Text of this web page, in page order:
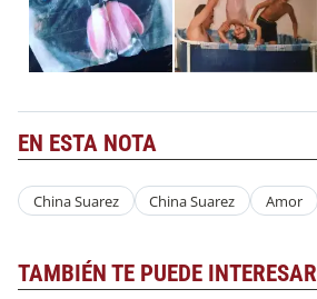
EN ESTA NOTA
China Suarez China Suarez Amor
TAMBIÉN TE PUEDE INTERESAR